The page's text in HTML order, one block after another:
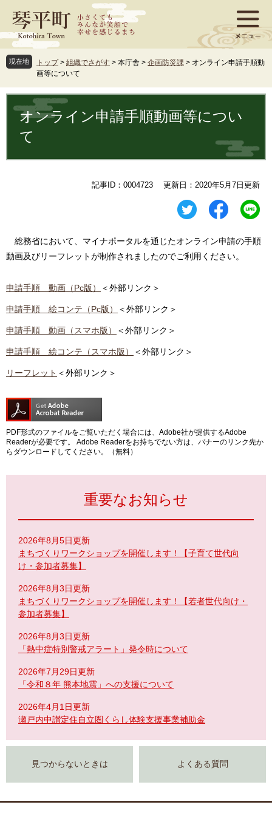
ジ
先
頭
す
ュ
を
飛
し
現在地 トップ > 組織でさがす > 本庁舎 > 企画防災課 > オンライン申請手順動
画等について
文 オンライン申請手順動画等につい
て
記事ID：0004723 更新日：2020年5月7日更新
総務省において、マイナポータルを通じたオンライン申請の手順
動画及びリーフレットが制作されましたのでご利用ください。
申請手順 動画（Pc版） ＜外部リンク＞
申請手順 絵コンテ（Pc版） ＜外部リンク＞
申請手順 動画（スマホ版） ＜外部リンク＞
申請手順 絵コンテ（スマホ版） ＜外部リンク＞
リーフレット ＜外部リンク＞
PDF形式のファイルをご覧いただく場合には、Adobe社が提供するAdobe
Readerが必要です。
Adobe Readerをお持ちでない方は、バナーのリンク先か
らダウンロードしてください。（無料）
重要なお知らせ
2026年8月5日更新
まちづくりワークショップを開催します！【子育て世代向
け・参加者募集】
2026年8月3日更新
まちづくりワークショップを開催します！【若者世代向け・
参加者募集】
2026年8月3日更新
「熱中症特別警戒アラート」発令時について
2026年7月29日更新
「令和８年 熊本地震」への支援について
2026年4月1日更新
瀬戸内中讃定住自立圏くらし体験支援事業補助金
見つからないときは よくある質問